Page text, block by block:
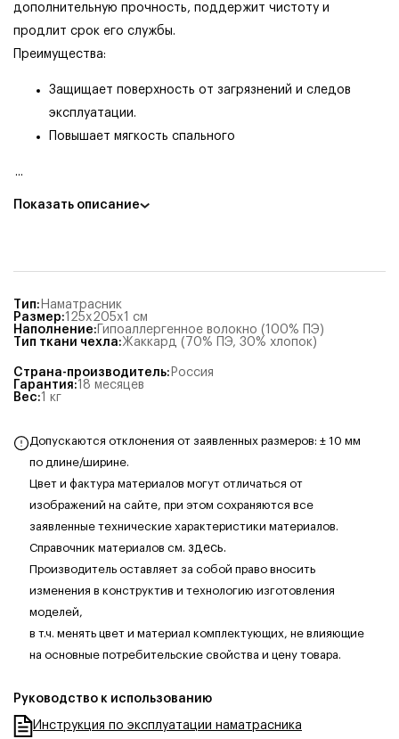
дополнительную прочность, поддержит чистоту и
продлит срок его службы.
Преимущества:
Защищает поверхность от загрязнений и следов
эксплуатации.
Повышает мягкость спального
...
Показать описание
Тип: Наматрасник
Размер:125x205x1
см
Наполнение: Гипоаллергенное волокно (100% ПЭ)
Тип ткани чехла:Жаккард (70% ПЭ, 30% хлопок)
Страна-производитель: Россия
Гарантия:18 месяцев
Вес:1 кг
Допускаются отклонения от заявленных размеров: ± 10 мм
по длине/ширине.
Цвет и фактура материалов могут отличаться от
изображений на сайте, при этом сохраняются все
заявленные технические характеристики материалов.
Справочник материалов см. здесь.
Производитель оставляет за собой право вносить
изменения в конструктив и технологию изготовления
моделей,
в т.ч. менять цвет и материал комплектующих, не влияющие
на основные потребительские свойства и цену товара.
Руководство к использованию
Инструкция по эксплуатации наматрасника